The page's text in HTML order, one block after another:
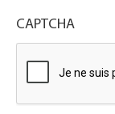
CAPTCHA